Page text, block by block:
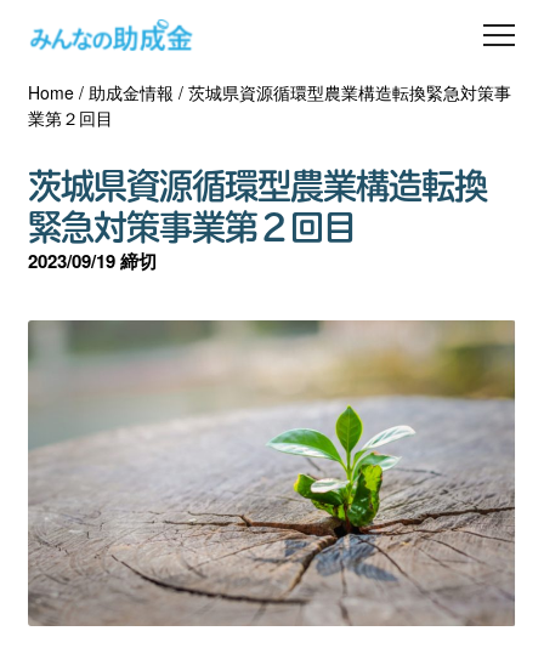
助成金を探す
士業の方へ
助成金コラム
専門家一覧
会員登録
ログイン
Home/ 助成金情報 / 茨城県資源循環型農業構造転換緊急対策事
業第２回目
茨城県資源循環型農業構造転換
緊急対策事業第２回目
2023/09/19 締切